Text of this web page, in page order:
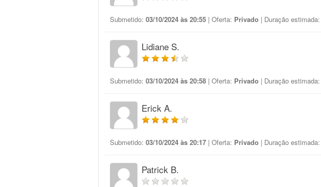
Submetido: 03/10/2024 às 20:55 | Oferta: Privado | Duração estimada:
Lidiane S.
Submetido: 03/10/2024 às 20:58 | Oferta: Privado | Duração estimada:
Erick A.
Submetido: 03/10/2024 às 20:17 | Oferta: Privado | Duração estimada:
Patrick B.